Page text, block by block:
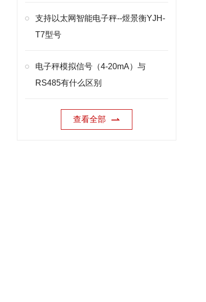
支持以太网智能电子秤--煜景衡YJH-
T7型号
电子秤模拟信号（4-20mA）与
RS485有什么区别
查看全部